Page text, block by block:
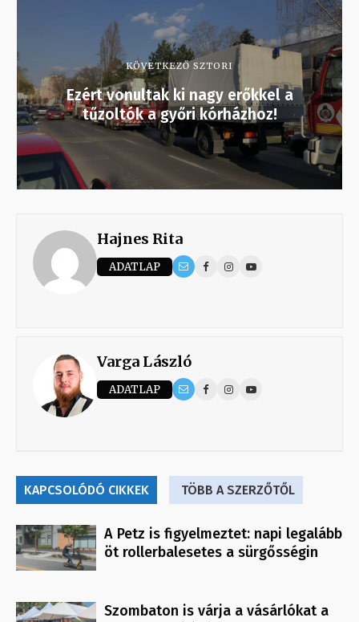
KÖVETKEZŐ SZTORI
Ezért vonultak ki nagy erőkkel a
tűzoltók a győri kórházhoz!
Hajnes Rita
ADATLAP
Varga László
ADATLAP
KAPCSOLÓDÓ CIKKEK TÖBB A SZERZŐTŐL
A Petz is figyelmeztet: napi legalább
öt rollerbalesetes a sürgősségin
Szombaton is várja a vásárlókat a